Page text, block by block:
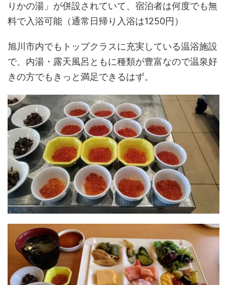
りかの湯」が併設されていて、宿泊者は何度でも無
料で入浴可能（通常日帰り入浴は1250円）
旭川市内でもトップクラスに充実している温浴施設
で、内湯・露天風呂ともに種類が豊富なので温泉好
きの方でもきっと満足できるはず。